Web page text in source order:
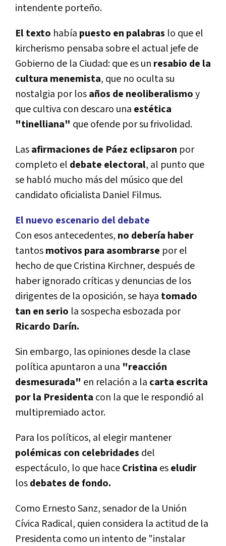
intendente porteño.
El texto había puesto en palabras lo que el
kircherismo pensaba sobre el actual jefe de
Gobierno de la Ciudad: que es un resabio de la
cultura menemista, que no oculta su
nostalgia por losaños de neoliberalismoy
que cultiva con descaro una estética
"tinelliana" que ofende por su frivolidad.
Lasafirmaciones de Páez eclipsaron por
completo el debate electoral, al punto que
se habló mucho más del músico que del
candidato oficialista Daniel Filmus.
El nuevo escenario del debate
Con esos antecedentes, no debería haber
tantosmotivos para asombrarse por el
hecho de que Cristina Kirchner, después de
haber ignorado críticas y denuncias de los
dirigentes de la oposición, se haya tomado
tan en serio la sospecha esbozada por
Ricardo Darín.
Sin embargo, las opiniones desde la clase
política apuntaron a una "reacción
desmesurada" en relación a la carta escrita
por la Presidenta con la que le respondió al
multipremiado actor.
Para los políticos, al elegir mantener
polémicas con celebridades del
espectáculo, lo que haceCristina eseludir
losdebates de fondo.
Como Ernesto Sanz, senador de la Unión
Cívica Radical, quien considera la actitud de la
Presidenta como un intento de "instalar